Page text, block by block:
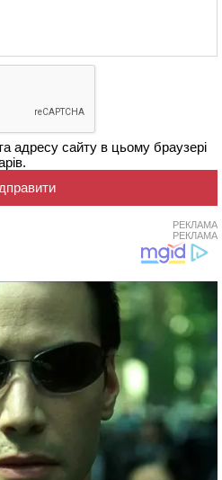
адресу сайту в цьому браузері
РЕКЛАМА
РЕКЛАМА